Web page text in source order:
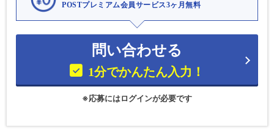
POSTプレミアム会員サービス3ヶ月無料
問い合わせる
1分でかんたん入力！
※応募にはログインが必要です